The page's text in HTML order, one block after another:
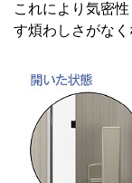
これにより気密
す煩わしさがなく